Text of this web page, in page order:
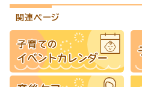
関連ページ